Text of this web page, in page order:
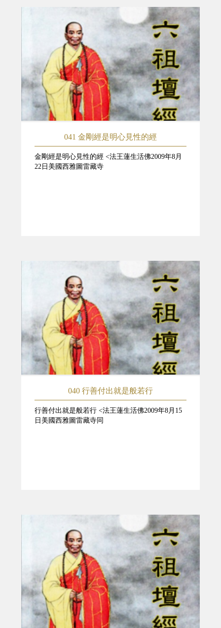
041 金剛經是明心見性的經
金剛經是明心見性的經 <法王蓮生活佛2009年8月
22日美國西雅圖雷藏寺
040 行善付出就是般若行
行善付出就是般若行 <法王蓮生活佛2009年8月15
日美國西雅圖雷藏寺同